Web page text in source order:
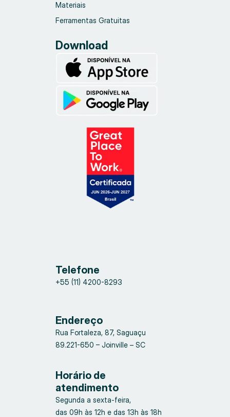
Materiais
Ferramentas Gratuitas
Download
Telefone
+55 (11) 4200-8293
Endereço
Rua Fortaleza, 87, Saguaçu
89.221-650 – Joinville – SC
Horário de
atendimento
Segunda a sexta-feira,
das 09h às 12h e das 13h às 18h